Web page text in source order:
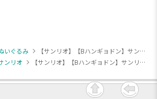
いぐるみ
【サンリオ】【Bハンギョドン】サンリオキャラクターズ ねむねむどり～みんぐドールBIGタイプ2
ンリオ 【サンリオ】【Bハンギョドン】サンリオキャラクターズ ねむねむどり～みんぐドールBIGタイプ2